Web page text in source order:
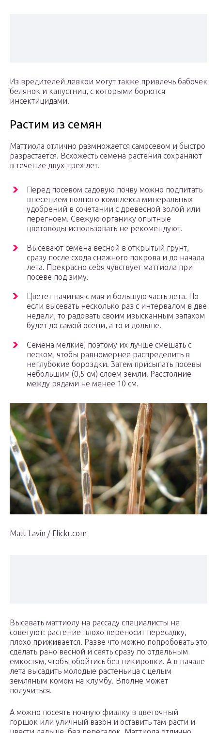
Из вредителей левкои могут также привлечь бабочек
белянок и капустниц, с которыми борются
инсектицидами.
Растим из семян
Маттиола отлично размножается самосевом и быстро
разрастается. Всхожесть семена растения сохраняют
в течение двух-трех лет.
Перед посевом садовую почву можно подпитать
внесением полного комплекса минеральных
удобрений в сочетании с древесной золой или
перегноем. Свежую органику опытные
цветоводы использовать не рекомендуют.
Высевают семена весной в открытый грунт,
сразу после схода снежного покрова и до начала
лета. Прекрасно себя чувствует маттиола при
посеве под зиму.
Цветет начиная с мая и большую часть лета. Но
если высевать несколько раз с интервалом в две
недели, то радовать своим изысканным запахом
будет до самой осени, а то и дольше.
Семена мелкие, поэтому их лучше смешать с
песком, чтобы равномернее распределить в
неглубокие бороздки. Затем присыпать посевы
небольшим (0,5 см) слоем земли. Расстояние
между рядами не менее 10 см.
Matt Lavin / Flickr.com
Высевать маттиолу на рассаду специалисты не
советуют: растение плохо переносит пересадку,
плохо приживается. Разве что можно попробовать это
сделать рано весной и сеять сразу по отдельным
емкостям, чтобы обойтись без пикировки. А в начале
лета высадить молодые растеньица с целым
земляным комом на клумбу. Вполне может
получиться.
А можно посеять ночную фиалку в цветочный
горшок или уличный вазон и оставить там расти и